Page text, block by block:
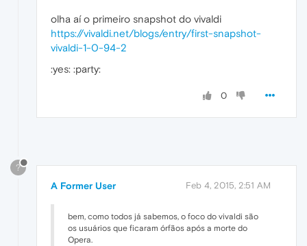
olha aí o primeiro snapshot do vivaldi
https://vivaldi.net/blogs/entry/first-snapshot-
vivaldi-1-0-94-2
:yes: :party:
0
?
A Former User Feb 4, 2015, 2:51 AM
bem, como todos já sabemos, o foco do vivaldi são
os usuários que ficaram órfãos após a morte do
Opera.